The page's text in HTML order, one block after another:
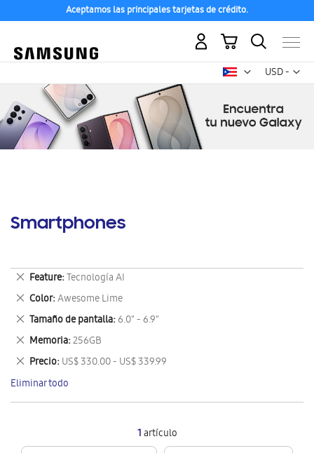
Aceptamos las principales tarjetas de crédito.
USD -
dólar
Mi carrito
Smartphones
1artículo
Feature Tecnología AI
Eliminar
este
artículo
Color Awesome Lime
Eliminar
este
artículo
Tamaño de pantalla 6.0" - 6.9"
Eliminar
este
artículo
Memoria 256GB
Eliminar
este
artículo
Precio US$ 330.00 - US$ 339.99
Eliminar
este
artículo
Eliminar todo